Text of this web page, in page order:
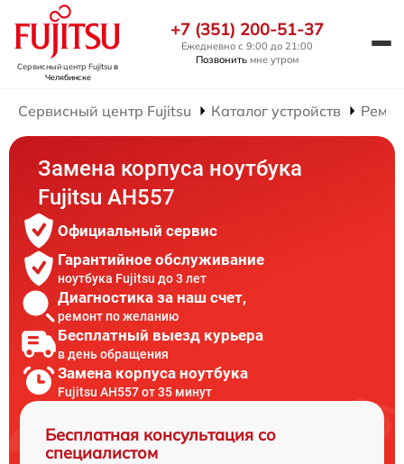
Сервисный центр Fujitsuв
Челябинске
+7 (351) 200-51-37
Ежедневно с 9:00 до 21:00
Позвонить мне утром
Сервисный центр Fujitsu Каталог устройств
Замена корпуса ноутбука
Fujitsu AH557
Официальный сервис
Гарантийное обслуживание
ноутбука Fujitsu до 3 лет
Диагностика за наш счет,
ремонт по желанию
Бесплатный выезд курьера
в день обращения
Замена корпуса ноутбука
Fujitsu AH557 от 35 минут
Бесплатная консультация со
специалистом